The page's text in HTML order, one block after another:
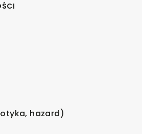
hazard)